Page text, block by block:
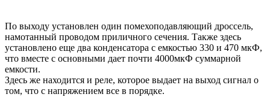
По выходу установлен один помехоподавляющий дроссель,
намотанный проводом приличного сечения. Также здесь
установлено еще два конденсатора с емкостью 330 и 470 мкФ,
что вместе с основными дает почти 4000мкФ суммарной
емкости.
Здесь же находится и реле, которое выдает на выход сигнал о
том, что с напряжением все в порядке.